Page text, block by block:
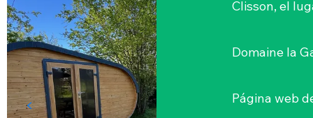
Clisson, el
Domaine la
Página web